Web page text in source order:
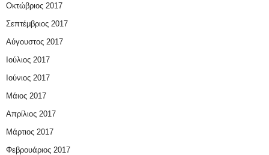
Οκτώβριος 2017
Σεπτέμβριος 2017
Αύγουστος 2017
Ιούλιος 2017
Ιούνιος 2017
Μάιος 2017
Απρίλιος 2017
Μάρτιος 2017
Φεβρουάριος 2017